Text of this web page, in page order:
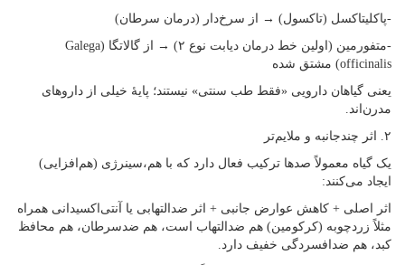
-پاکلیتاکسل (تاکسول) → از سرخ‌دار (درمان سرطان)
-متفورمین (اولین خط درمان دیابت نوع ۲) → از گالاتگا (Galega
officinalis) مشتق شده
یعنی گیاهان دارویی «فقط طب سنتی» نیستند؛ پایهٔ خیلی از داروهای
مدرن‌اند.
۲. اثر چندجانبه و ملایم‌تر
یک گیاه معمولاً صدها ترکیب فعال دارد که با هم،سینرژی (هم‌افزایی)
ایجاد می‌کنند:
اثر اصلی + کاهش عوارض جانبی + اثر ضدالتهابی یا آنتی‌اکسیدانی همراه
مثلاً زردچوبه (کرکومین) هم ضدالتهاب است، هم ضدسرطان، هم محافظ
کبد، هم ضدافسردگی خفیف دارد.